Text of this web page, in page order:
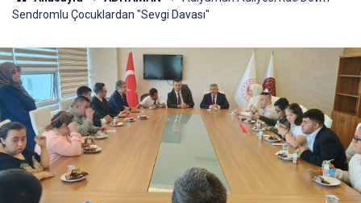
Sendromlu Çocuklardan "Sevgi Davası"